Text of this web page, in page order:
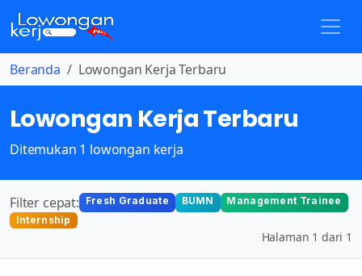
Beranda Lowongan Kerja Terbaru
Lowongan Kerja Terbaru
Ditemukan 1 lowongan kerja
Filter cepat: Fresh Graduate BUMN
Management Trainee
Internship
Halaman 1 dari 1